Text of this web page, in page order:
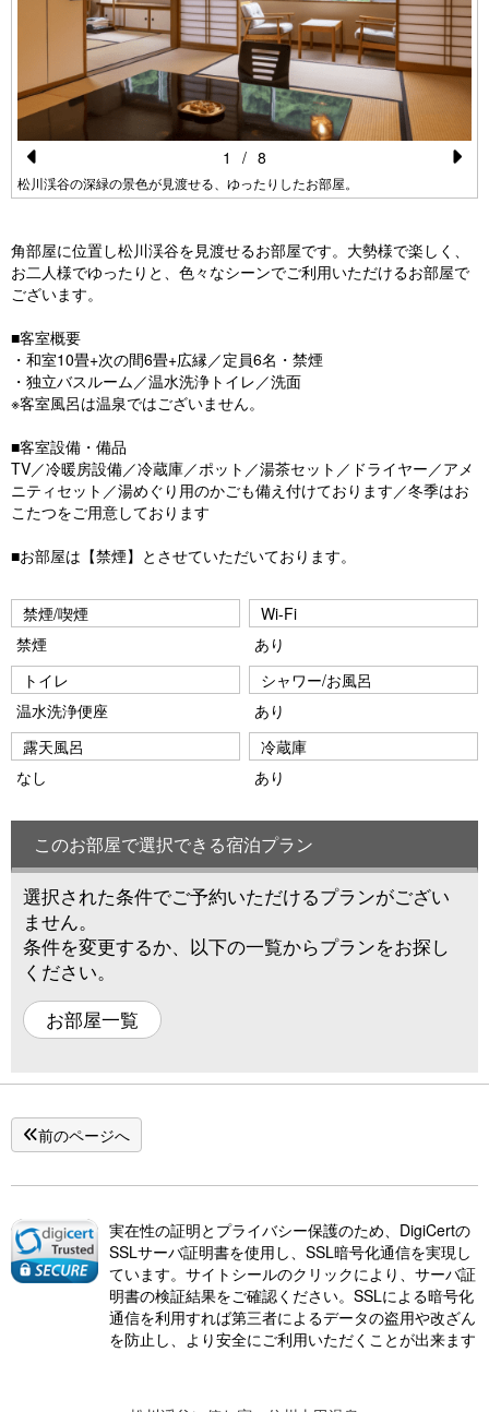
Pr
vi
o
s
松川渓谷の深緑の景色が見渡せる、ゆったりしたお部屋。
xt
1 / 8
角部屋に位置し松川渓谷を見渡せるお部屋です。大勢様で楽しく、
お二人様でゆったりと、色々なシーンでご利用いただけるお部屋で
ございます。
■客室概要
・和室10畳+次の間6畳+広縁／定員6名・禁煙
・独立バスルーム／温水洗浄トイレ／洗面
※客室風呂は温泉ではございません。
■客室設備・備品
TV／冷暖房設備／冷蔵庫／ポット／湯茶セット／ドライヤー／アメ
ニティセット／湯めぐり用のかごも備え付けております／冬季はお
こたつをご用意しております
■お部屋は【禁煙】とさせていただいております。
禁煙/喫煙
禁煙
Wi-Fi
あり
トイレ
温水洗浄便座
シャワー/お風呂
あり
露天風呂
なし
冷蔵庫
あり
このお部屋で選択できる宿泊プラン
選択された条件でご予約いただけるプランがござい
ません。
条件を変更するか、以下の一覧からプランをお探し
ください。
お部屋一覧
前のページへ
実在性の証明とプライバシー保護のため、DigiCertの
SSLサーバ証明書を使用し、SSL暗号化通信を実現し
ています。サイトシールのクリックにより、サーバ証
明書の検証結果をご確認ください。SSLによる暗号化
通信を利用すれば第三者によるデータの盗用や改ざん
を防止し、より安全にご利用いただくことが出来ます